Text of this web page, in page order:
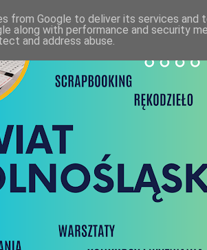
from Google to deliver its services and
along with performance and security
and address abuse.